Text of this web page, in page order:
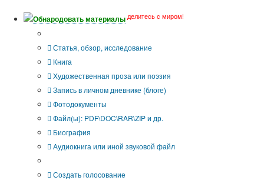
Обнародовать материалы делитесь с миром!
Статья, обзор, исследование
Книга
Художественная проза или поэзия
Запись в личном дневнике (блоге)
Фотодокументы
Файл(ы): PDF\DOC\RAR\ZIP и др.
Биография
Аудиокнига или иной звуковой файл
Создать голосование